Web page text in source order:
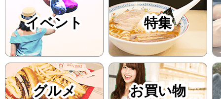
イベント 特集
グルメ お買い物